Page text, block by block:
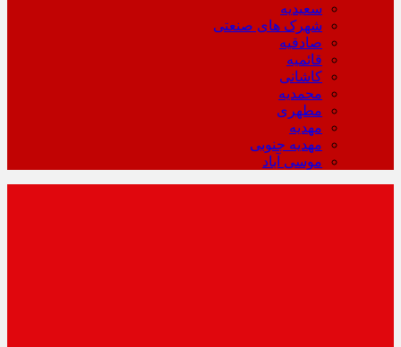
سعیدیه
شهرک های صنعتی
صادقیه
قائمیه
کاشانی
محمدیه
مطهری
مهدیه
مهدیه جنوبی
موسی آباد